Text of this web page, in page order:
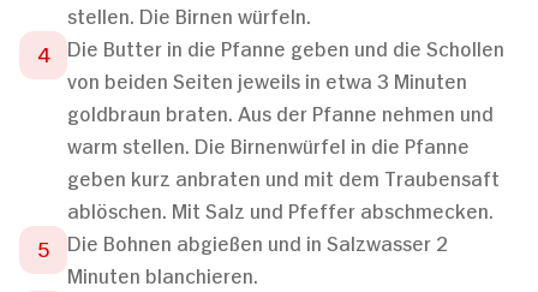
stellen. Die Birnen würfeln.
Die Butter in die Pfanne geben und die Schollen
von beiden Seiten jeweils in etwa 3 Minuten
goldbraun braten. Aus der Pfanne nehmen und
warm stellen. Die Birnenwürfel in die Pfanne
geben kurz anbraten und mit dem Traubensaft
ablöschen. Mit Salz und Pfeffer abschmecken.
Die Bohnen abgießen und in Salzwasser 2
Minuten blanchieren.